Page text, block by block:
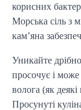
корисних
Морська сіль з
кам’яна
Уникайте
просочує і
волога (як деякі
Просунуті